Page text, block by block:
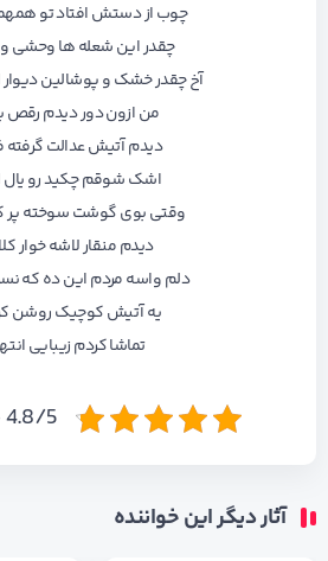
چوب از دستش افتاد تو
چقدر این شعله ها وحشی
آخ چقدر خشک و پوشالین دیوار
من ازون دور دیدم رقص
دیدم آتیش عدالت گرفته
اشک شوقم چکید رو
وقتی بوی گوشت سوخته پر
دیدم منقار لاشه خوار
دلم واسه مردم اینده که
یه آتیش کوچیک روشن
تماشا کردم زیبایی
4.8/5 - (31 امتیاز)
آثار دیگر این خواننده